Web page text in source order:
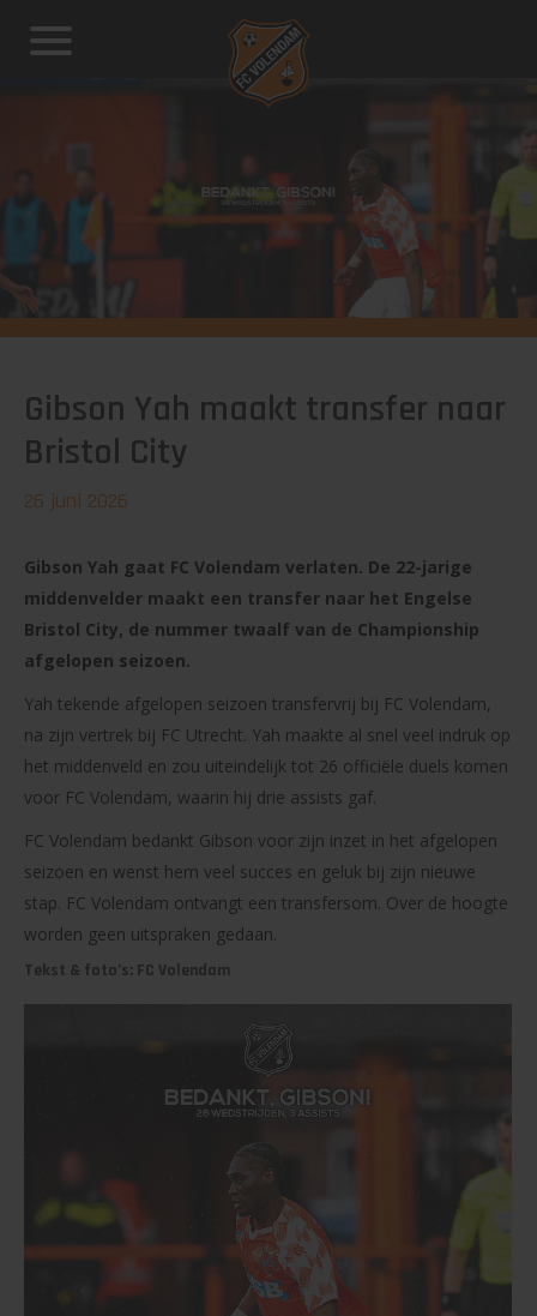
Gibson Yah maakt transfer naar
Bristol City
26 juni 2026
Gibson Yah gaat FC Volendam verlaten. De 22-jarige
middenvelder maakt een transfer naar het Engelse
Bristol City, de nummer twaalf van de Championship
afgelopen seizoen.
Yah tekende afgelopen seizoen transfervrij bij FC Volendam,
na zijn vertrek bij FC Utrecht. Yah maakte al snel veel indruk op
het middenveld en zou uiteindelijk tot 26 officiële duels komen
voor FC Volendam, waarin hij drie assists gaf.
FC Volendam bedankt Gibson voor zijn inzet in het afgelopen
seizoen en wenst hem veel succes en geluk bij zijn nieuwe
stap. FC Volendam ontvangt een transfersom. Over de hoogte
worden geen uitspraken gedaan.
Tekst & foto’s: FC Volendam